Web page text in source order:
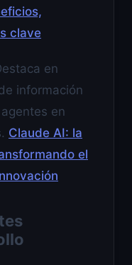
clave
en
información
en
Claude AI: la
el